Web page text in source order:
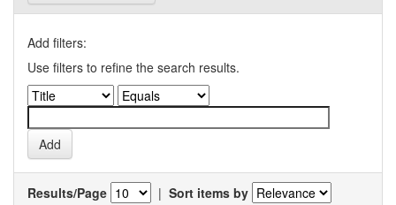
Add filters:
Use filters to refine the search results.
Results/Page | Sort items by